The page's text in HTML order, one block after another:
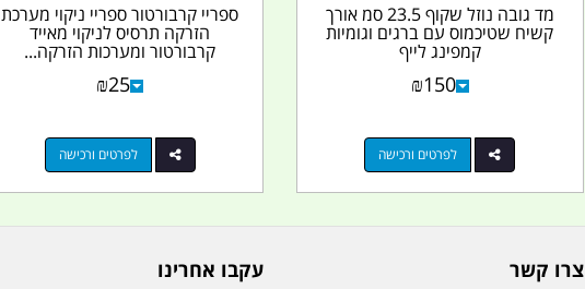
מד גובה נוזל שקוף 23.5 סמ אורך
קשיח שטיכמוס עם ברגים וגומיות
קמפינג לייף
₪150
לפרטים ורכישה
ספריי קרבורטור ספריי ניקוי מערכת
הזרקה תרסיס לניקוי מאייד
קרבורטור ומערכות הזרקה...
₪25
לפרטים ורכישה
צרו קשר עקבו אחרינו